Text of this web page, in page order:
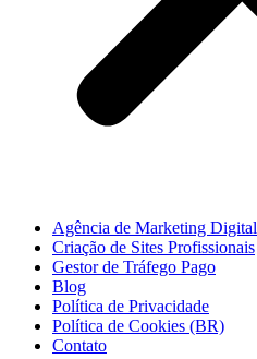
Agência de Marketing Digital
Criação de Sites Profissionais
Gestor de Tráfego Pago
Blog
Política de Privacidade
Política de Cookies (BR)
Contato